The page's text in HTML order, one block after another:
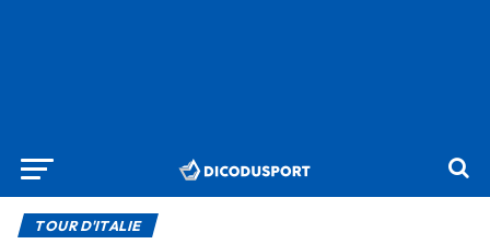
TOUR D'ITALIE